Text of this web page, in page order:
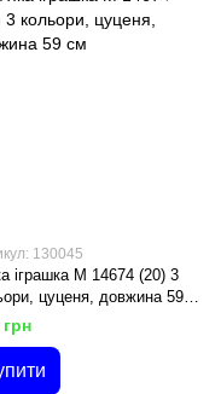
130045
іграшка М 14674 (20) 3
цуценя, довжина 59